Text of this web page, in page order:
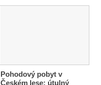
Pohodový pobyt v
Českém lese: útulný